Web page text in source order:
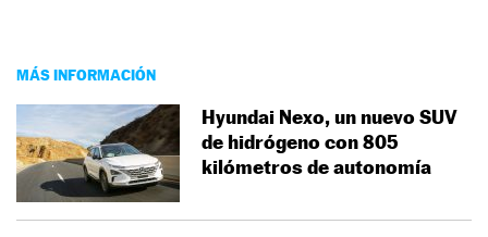
MÁS INFORMACIÓN
Hyundai Nexo, un nuevo SUV
de hidrógeno con 805
kilómetros de autonomía